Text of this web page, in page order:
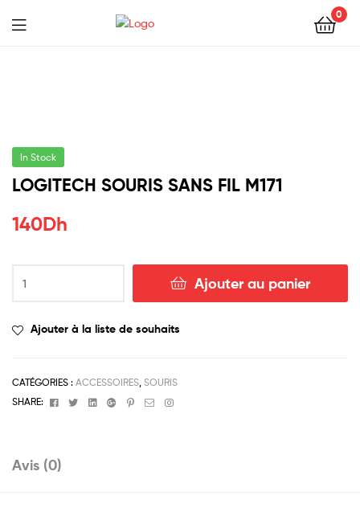
0
In Stock
LOGITECH SOURIS SANS FIL M171
140Dh
Ajouter au panier
Ajouter à la liste de souhaits
CATÉGORIES : ACCESSOIRES SOURIS
SHARE:
FacebookTwitterLinkedinGoogle+Pinterest
EmailInstagram
Avis (0)